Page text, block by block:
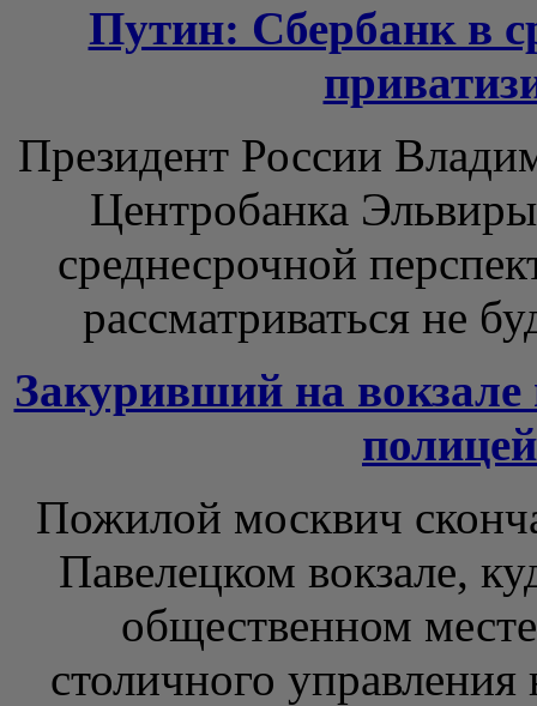
Путин: Сбербанк в
Президент России
Центробанка
среднесрочной
рассматриваться не
Закуривший на вокзале
Пожилой москвич
Павелецком вокзале,
общественном
столичного